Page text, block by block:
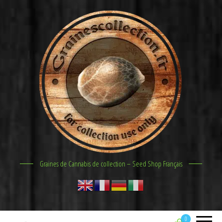
Graines de Cannabis de collection – Seed Shop Français
0